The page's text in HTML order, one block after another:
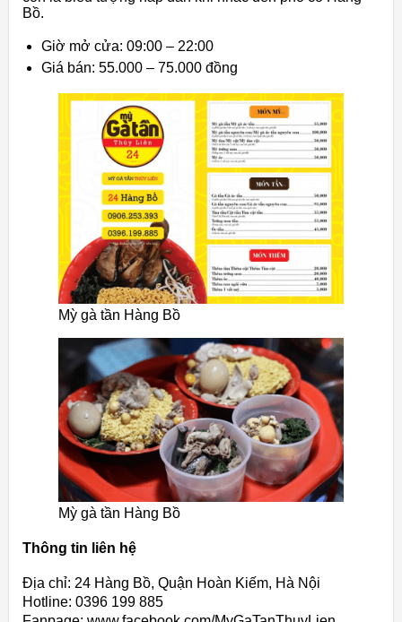
Bồ.
Giờ mở cửa: 09:00 – 22:00
Giá bán: 55.000 – 75.000 đồng
Mỳ gà tần Hàng Bồ
Mỳ gà tần Hàng Bồ
Thông tin liên hệ
Địa chỉ: 24 Hàng Bồ, Quận Hoàn Kiếm, Hà Nội
Hotline: 0396 199 885